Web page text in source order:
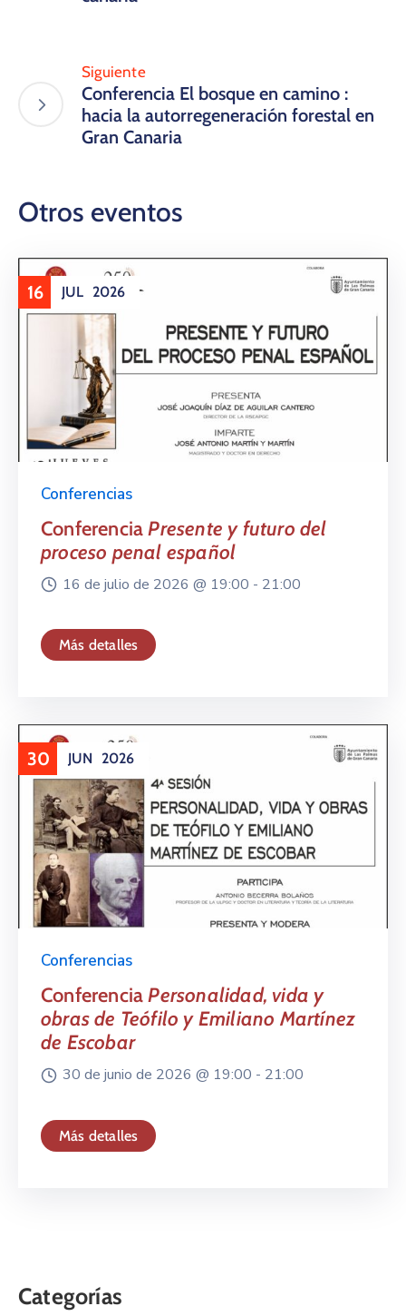
Siguiente
Conferencia El bosque en camino :
hacia la autorregeneración forestal en
Gran Canaria
Otros eventos
16 JUL 2026
Conferencias
ConferenciaPresente y futuro del
proceso penal español
16 de julio de 2026 @ 19:00 - 21:00
Más detalles
30 JUN 2026
Conferencias
ConferenciaPersonalidad, vida y
obras de Teófilo y Emiliano Martínez
de Escobar
30 de junio de 2026 @ 19:00 - 21:00
Más detalles